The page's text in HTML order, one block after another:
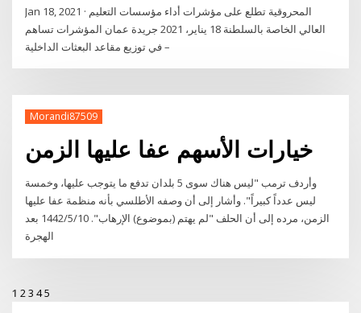
Jan 18, 2021 · المحروقية تطلع على مؤشرات أداء مؤسسات التعليم
العالي الخاصة بالسلطنة 18 يناير، 2021 جريدة عمان المؤشرات تساهم
في توزيع مقاعد البعثات الداخلية –
Morandi87509
خيارات الأسهم عفا عليها الزمن
وأردف ترمب "ليس هناك سوى 5 بلدان تدفع ما يتوجب عليها، وخمسة
ليس عدداً كبيراً". وأشار إلى أن وصفه الأطلسي بأنه منظمة عفا عليها
الزمن، مرده إلى أن الحلف "لم يهتم (بموضوع) الإرهاب". 10‏‏/5‏‏/1442 بعد
الهجرة
1 23 45